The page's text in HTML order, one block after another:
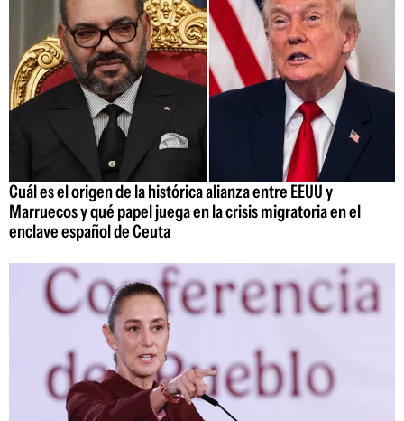
Cuál es el origen de la histórica alianza entre EEUU y
Marruecos y qué papel juega en la crisis migratoria en el
enclave español de Ceuta